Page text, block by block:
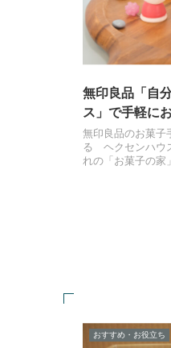
無印良品「自
ス」で手軽に
無印良品のお菓
る ヘクセンハウ
れの「お菓子の家
おすすめ・お役立ち